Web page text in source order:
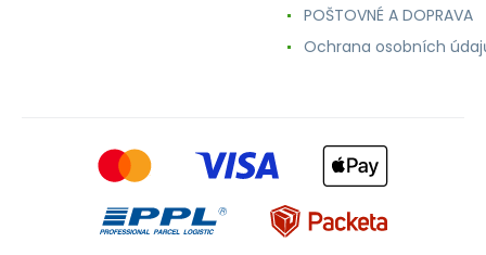
POŠTOVNÉ A DOPRAVA
Ochrana osobních